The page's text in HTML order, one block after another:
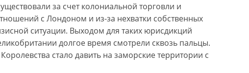
за счет колониальной торговли и
с Лондоном и из-за нехватки собственных
ситуации. Выходом для таких юрисдикций
долгое время смотрели сквозь пальцы.
стало давить на заморские территории с